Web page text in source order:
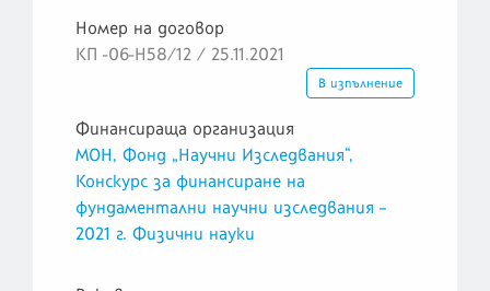
Номер на договор
КП -06-Н58/12 / 25.11.2021
В изпълнение
Финансираща организация
МОН, Фонд „Научни Изследвания“,
Конскурс за финансиране на
фундаментални научни изследвания –
2021 г. Физични науки